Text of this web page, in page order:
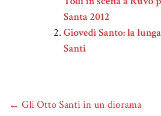
Santa 2012
Giovedì Santo: la
Santi
← Gli Otto Santi in un diorama